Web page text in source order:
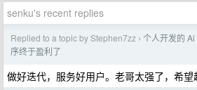
senku's recent replies
Replied to a topic by Stephen7zz › 个人开发的
序终于盈利了
做好迭代，服务好用户。老哥太强了，希望